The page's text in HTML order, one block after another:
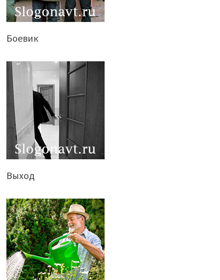
Боевик
Выход